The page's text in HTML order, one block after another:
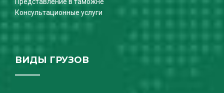
Консультационные услуги
ВИДЫ ГРУЗОВ